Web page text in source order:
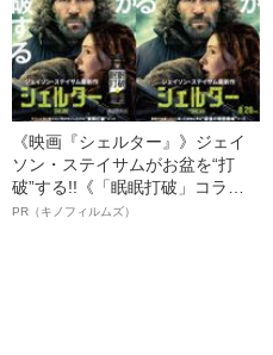
《映画『シェルター』》ジェイ
ソン・ステイサムがお盆を“打
破”する!!《「眠眠打破」コラ
ボ》
PR（キノフィルムズ）